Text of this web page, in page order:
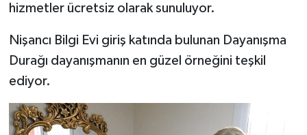
hizmetler ücretsiz olarak sunuluyor.
Nişancı Bilgi Evi giriş katında bulunan Dayanışma
Durağı dayanışmanın en güzel örneğini teşkil
ediyor.